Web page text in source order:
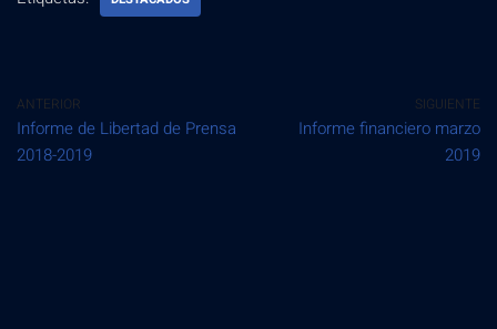
ANTERIOR
Informe de Libertad de Prensa
2018-2019
SIGUIENTE
Informe financiero marzo
2019